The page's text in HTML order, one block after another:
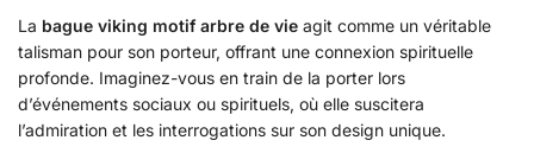
La bague viking motif arbre de vie agit comme un véritable
talisman pour son porteur, offrant une connexion spirituelle
profonde. Imaginez-vous en train de la porter lors
d’événements sociaux ou spirituels, où elle suscitera
l’admiration et les interrogations sur son design unique.